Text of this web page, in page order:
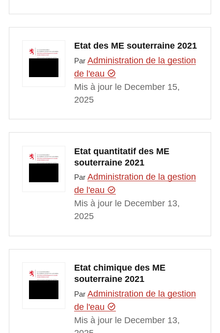
Etat des ME souterraine 2021
Par Administration de la gestion
de l'eau
Mis à jour le December 15,
2025
Etat quantitatif des ME
souterraine 2021
Par Administration de la gestion
de l'eau
Mis à jour le December 13,
2025
Etat chimique des ME
souterraine 2021
Par Administration de la gestion
de l'eau
Mis à jour le December 13,